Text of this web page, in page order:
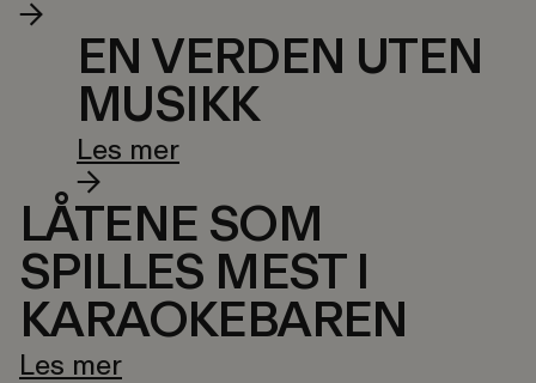
EN VERDEN UTEN
MUSIKK
Les mer
LÅTENE SOM
SPILLES MEST I
KARAOKEBAREN
Les mer